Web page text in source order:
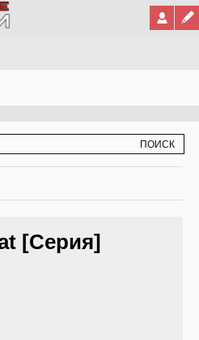
[Серия]